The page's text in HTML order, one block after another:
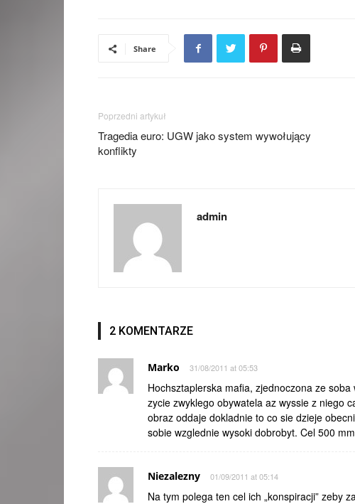
Share
Poprzedni artykuł
Tragedia euro: UGW jako system wywołujący
konflikty
admin
2 KOMENTARZE
Marko 31/08/2011 at 05:53
Hochsztaplerska mafia, zjednoczona ze
zycie zwyklego obywatela az wyssie z niego
obraz oddaje dokladnie to co sie dzieje
sobie wzglednie wysoki dobrobyt. Cel 500
Niezalezny 01/09/2011 at 05:14
Na tym polega ten cel ich „konspiracji” zeby